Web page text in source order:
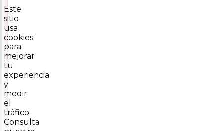
Este
sitio
usa
cookies
para
mejorar
tu
experiencia
y
medir
el
tráfico.
Consulta